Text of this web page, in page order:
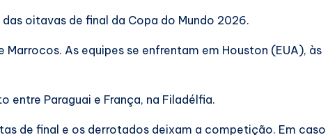
oitavas de final da Copa do Mundo 2026.
As equipes se enfrentam em Houston (EUA), às
entre Paraguai e França, na Filadélfia.
de final e os derrotados deixam a competição. Em caso